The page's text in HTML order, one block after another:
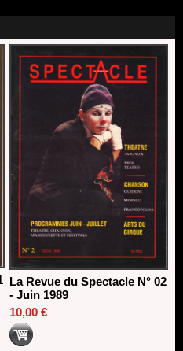
- CDN
: les lauréats 2026
La Revue du Spectacle N° 02
- Juin 1989
10,00 €